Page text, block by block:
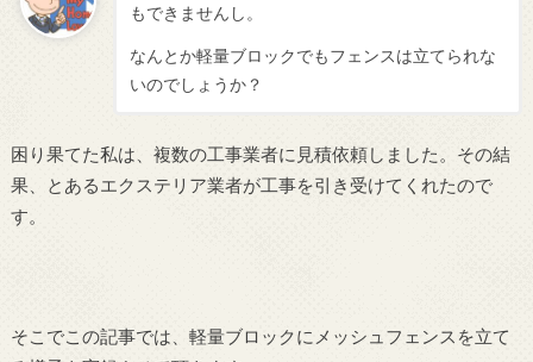
もできませんし。
なんとか軽量ブロックでもフェンスは立てられな
いのでしょうか？
困り果てた私は、複数の工事業者に見積依頼しました。その結
果、とあるエクステリア業者が工事を引き受けてくれたので
す。
そこでこの記事では、軽量ブロックにメッシュフェンスを立て